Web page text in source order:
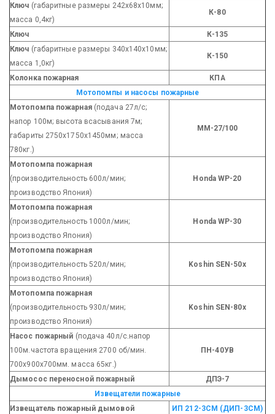
Ключ (габаритные размеры 242х68х10мм;
масса 0,4кг)
К-80
Ключ
К-135
Ключ (габаритные размеры 340х140х10мм;
масса 1,0кг)
К-150
Колонка пожарная
КПА
Мотопомпы и насосы пожарные
Мотопомпа пожарная (подача 27л/с;
напор 100м; высота всасывания 7м;
габариты 2750х1750х1450мм; масса
780кг.)
ММ-27/100
Мотопомпа пожарная
(производительность 600л/мин;
производство Япония)
Honda WP-20
Мотопомпа пожарная
(производительность 1000л/мин;
производство Япония)
Honda WP-30
Мотопомпа пожарная
(производительность 520л/мин;
производство Япония)
Koshin SEN-50x
Мотопомпа пожарная
(производительность 930л/мин;
производство Япония)
Koshin SEN-80x
Насос пожарный (подача 40л/с.напор
100м.частота вращения 2700 об/мин.
700х900х700мм. масса 65кг.)
ПН-40УВ
Дымосос переносной пожарный
ДПЭ-7
Извещатели пожарные
Извещатель пожарный дымовой
ИП 212-3СМ (ДИП-3СМ)